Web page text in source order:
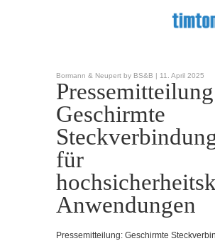
Bormann & Neupert by BS&B | 11. April 2025
Geschirmte
für
Anwendungen
Pressemitteilung: Geschirmte